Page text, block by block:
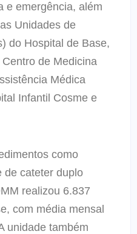
e emergência, além
Unidades de
do Hospital de Base,
de Medicina
Médica
Infantil Cosme e
como
de cateter duplo
realizou 6.837
com média mensal
unidade também